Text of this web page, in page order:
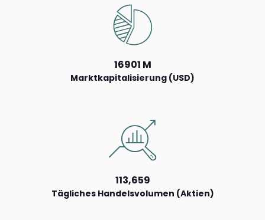
16901 M
Marktkapitalisierung (USD)
113,659
Tägliches Handelsvolumen (Aktien)